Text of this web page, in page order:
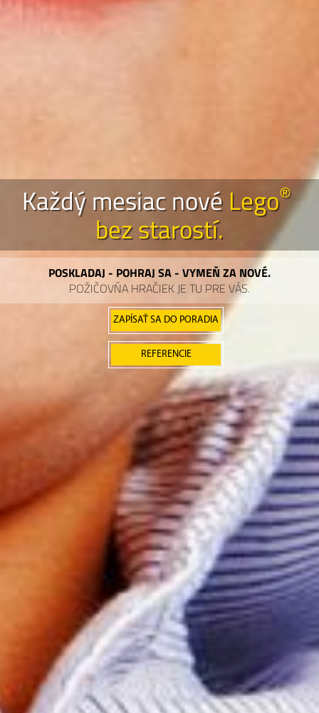
Každý mesiac nové Lego®
bezstarostí.
POSKLADAJ - POHRAJ SA - VYMEŇ ZA NOVÉ.
POŽIČOVŇA HRAČIEKJE TU PRE VÁS.
ZAPÍSAŤ SA DO PORADIA
REFERENCIE